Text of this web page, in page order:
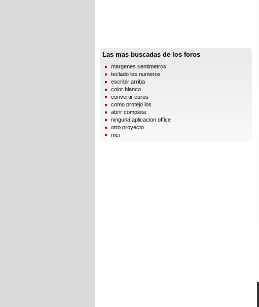
Las mas buscadas de los foros
margenes centimetros
teclado los numeros
escribir arriba
color blanco
convertir euros
como protejo los
abrir completa
ninguna aplicacion office
otro proyecto
mci